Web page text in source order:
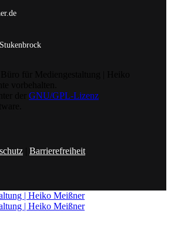
GNU/GPL-Lizenz
Barrierefreiheit